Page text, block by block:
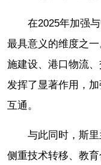
在2025年加强
最具意义的维度之
施建设、港口物流
发挥了显著作用，
互通。
与此同时，斯
侧重技术转移、教